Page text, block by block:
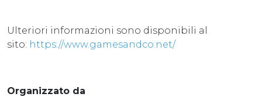
Ulteriori informazioni sono disponibili al
sito: https://www.gamesandco.net/
Organizzato da